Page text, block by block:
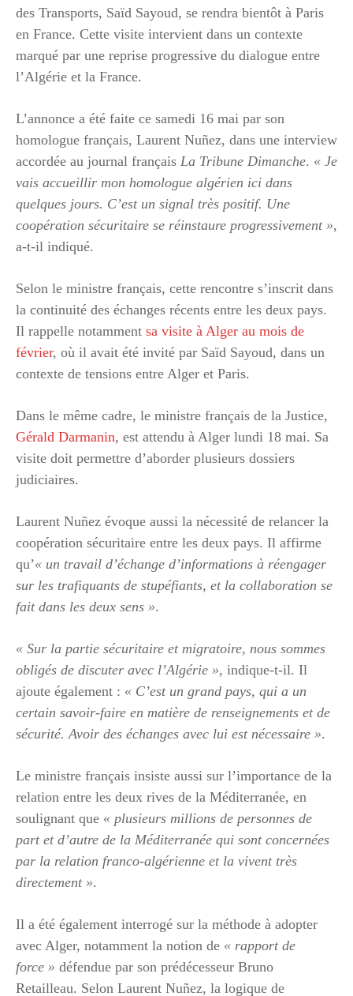
des Transports, Saïd Sayoud, se rendra bientôt à Paris
en France. Cette visite intervient dans un contexte
marqué par une reprise progressive du dialogue entre
l’Algérie et la France.
L’annonce a été faite ce samedi 16 mai par son
homologue français, Laurent Nuñez, dans une interview
accordée au journal français La Tribune Dimanche. « Je
vais accueillir mon homologue algérien ici dans
quelques jours. C’est un signal très positif. Une
coopération sécuritaire se réinstaure progressivement »,
a-t-il indiqué.
Selon le ministre français, cette rencontre s’inscrit dans
la continuité des échanges récents entre les deux pays.
Il rappelle notamment sa visite à Alger au mois de
février, où il avait été invité par Saïd Sayoud, dans un
contexte de tensions entre Alger et Paris.
Dans le même cadre, le ministre français de la Justice,
Gérald Darmanin, est attendu à Alger lundi 18 mai. Sa
visite doit permettre d’aborder plusieurs dossiers
judiciaires.
Laurent Nuñez évoque aussi la nécessité de relancer la
coopération sécuritaire entre les deux pays. Il affirme
qu’« un travail d’échange d’informations à réengager
sur les trafiquants de stupéfiants, et la collaboration se
fait dans les deux sens ».
« Sur la partie sécuritaire et migratoire, nous sommes
obligés de discuter avec l’Algérie », indique-t-il. Il
ajoute également : « C’est un grand pays, qui a un
certain savoir-faire en matière de renseignements et de
sécurité. Avoir des échanges avec lui est nécessaire ».
Le ministre français insiste aussi sur l’importance de la
relation entre les deux rives de la Méditerranée, en
soulignant que « plusieurs millions de personnes de
part et d’autre de la Méditerranée qui sont concernées
par la relation franco-algérienne et la vivent très
directement ».
Il a été également interrogé sur la méthode à adopter
avec Alger, notamment la notion de « rapport de
force » défendue par son prédécesseur Bruno
Retailleau. Selon Laurent Nuñez, la logique de